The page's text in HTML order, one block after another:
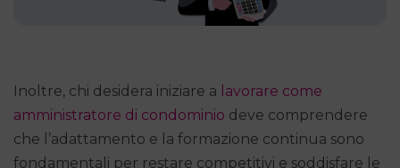
Inoltre, chi desidera iniziare a lavorare come
amministratore di condominio deve comprendere
che l’adattamento e la formazione continua sono
fondamentali per restare competitivi e soddisfare le